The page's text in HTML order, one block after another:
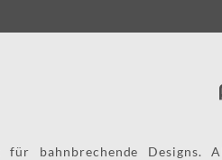
für bahnbrechende Designs.
Verfahren und setzten auf